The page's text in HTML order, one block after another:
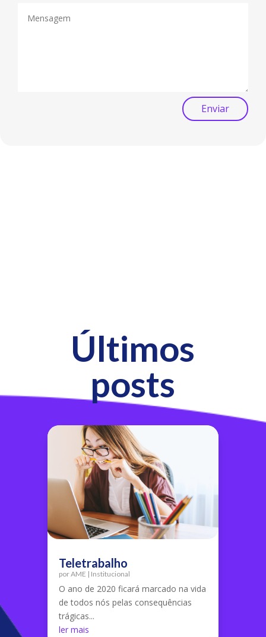
Enviar
Últimos
posts
Teletrabalho
porAME | Institucional
O ano de 2020 ficará marcado na vida
de todos nós pelas consequências
trágicas...
ler mais